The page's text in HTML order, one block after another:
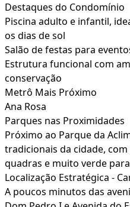
Destaques do Condomínio
Piscina adulto e infantil,
os dias de sol
Salão de festas para
Estrutura funcional com
conservação
Metrô Mais Próximo
Ana Rosa
Parques nas Proximidades
Próximo ao Parque da
tradicionais da cidade,
quadras e muito verde
Localização Estratégica -
A poucos minutos das